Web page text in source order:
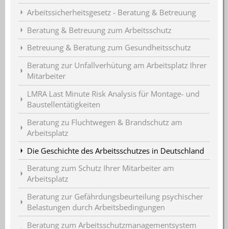
Arbeitssicherheitsgesetz - Beratung & Betreuung
Beratung & Betreuung zum Arbeitsschutz
Betreuung & Beratung zum Gesundheitsschutz
Beratung zur Unfallverhütung am Arbeitsplatz Ihrer
Mitarbeiter
LMRA Last Minute Risk Analysis für Montage- und
Baustellentätigkeiten
Beratung zu Fluchtwegen & Brandschutz am
Arbeitsplatz
Die Geschichte des Arbeitsschutzes in Deutschland
Beratung zum Schutz Ihrer Mitarbeiter am
Arbeitsplatz
Beratung zur Gefährdungsbeurteilung psychischer
Belastungen durch Arbeitsbedingungen
Beratung zum Arbeitsschutzmanagementsystem